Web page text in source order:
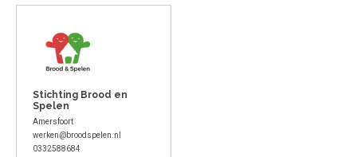
Stichting Brood en
Spelen
Amersfoort
werken@broodspelen.nl
0332588684